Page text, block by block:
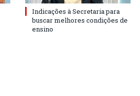
Indicações à Secretaria para
buscar melhores condições de
ensino